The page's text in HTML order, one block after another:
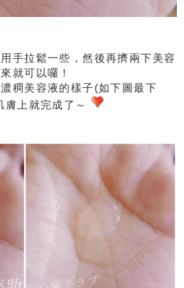
手拉鬆一些，然後再擠兩下美容
就可以囉！
稠美容液的樣子(如下圖最下
膚上就完成了～